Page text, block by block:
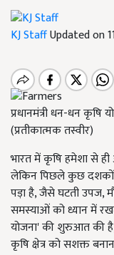
KJ StaffUpdated on
प्रधानमंत्री धन-धन
(प्रतीकात्मक तस्वीर)
भारत में कृषि हमेशा से ही
लेकिन पिछले कुछ दशकों
पड़ा है, जैसे घटती उपज,
समस्याओं को ध्यान में
योजना' की शुरुआत की
कृषि क्षेत्र को सशक्त